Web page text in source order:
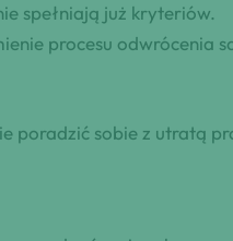
spełniają już kryteriów.
procesu odwrócenia
poradzić sobie z utratą